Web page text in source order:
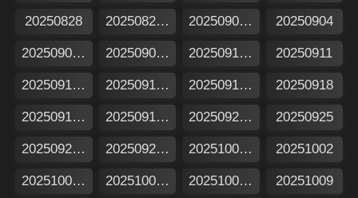
20250828 20250829加更版 20250903假期日记 20250904
20250905加更版 20250905特别企划 20250910假期日记 20250911
20250912加更版 20250912特别企划 20250917假期日记 20250918
20250919加更版 20250919特别企划 20250924假期日记 20250925
20250926加更版 20250926特别企划 20251001假期日记 20251002
20251003加更版 20251003特别企划 20251008假期日记 20251009